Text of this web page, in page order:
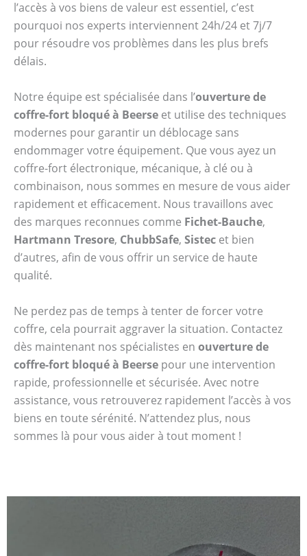
l’accès à vos biens de valeur est essentiel, c’est
pourquoi nos experts interviennent 24h/24 et 7j/7
pour résoudre vos problèmes dans les plus brefs
délais.
Notre équipe est spécialisée dans l’ouverture de
coffre-fort bloqué à Beerse et utilise des techniques
modernes pour garantir un déblocage sans
endommager votre équipement. Que vous ayez un
coffre-fort électronique, mécanique, à clé ou à
combinaison, nous sommes en mesure de vous aider
rapidement et efficacement. Nous travaillons avec
des marques reconnues comme Fichet-Bauche,
Hartmann Tresore, ChubbSafe, Sistec et bien
d’autres, afin de vous offrir un service de haute
qualité.
Ne perdez pas de temps à tenter de forcer votre
coffre, cela pourrait aggraver la situation. Contactez
dès maintenant nos spécialistes en ouverture de
coffre-fort bloqué à Beerse pour une intervention
rapide, professionnelle et sécurisée. Avec notre
assistance, vous retrouverez rapidement l’accès à vos
biens en toute sérénité. N’attendez plus, nous
sommes là pour vous aider à tout moment !